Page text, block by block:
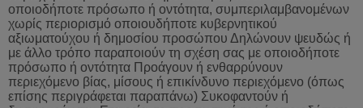
οποιοδήποτε πρόσωπο ή οντότητα, συμπεριλαμβανομένων
χωρίς περιορισμό οποιουδήποτε κυβερνητικού
αξιωματούχου ή δημοσίου προσώπου Δηλώνουν ψευδώς ή
με άλλο τρόπο παραποιούν τη σχέση σας με οποιοδήποτε
πρόσωπο ή οντότητα Προάγουν ή ενθαρρύνουν
περιεχόμενο βίας, μίσους ή επικίνδυνο περιεχόμενο (όπως
επίσης περιγράφεται παραπάνω) Συκοφαντούν ή